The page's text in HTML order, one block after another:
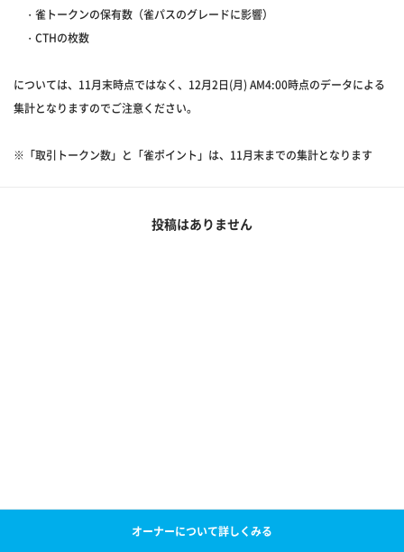
・雀トークンの保有数（雀パスのグレードに影響）
・CTHの枚数
については、11月末時点ではなく、12月2日(月) AM4:00時点のデータによる
集計となりますのでご注意ください。
※「取引トークン数」と「雀ポイント」は、11月末までの集計となります
投稿はありません
オーナーについて詳しくみる